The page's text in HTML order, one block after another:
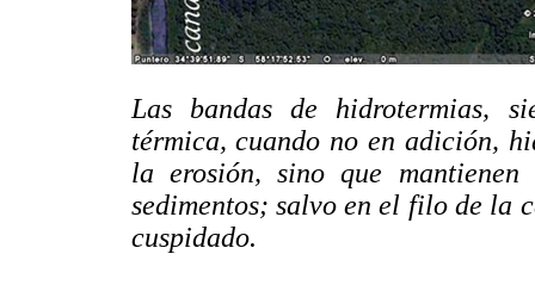
Las bandas de hidrotermias,
térmica, cuando no en adición,
la erosión, sino que
sedimentos; salvo en el filo de la
cuspidado.